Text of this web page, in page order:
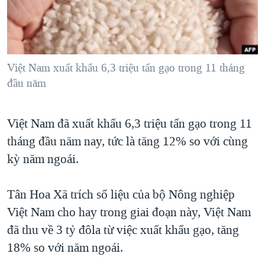
"Tìm"NGƯỜI VIỆT HẢI NGOẠI
ĐỜI SỐNG
KINH TẾ
VĂN HOÁ
THỂ THAO
GIÁO DỤC
HÀNH TRÌNH BẦU CỬ 2024
MỘT NĂM CHIẾN TRANH TẠI DẢI GAZA
GIẢI MÃ VÀNH ĐAI & CON ĐƯỜNG
NGÀY TỊ NẠN THẾ GIỚI
GROUND ZERO – XƯA VÀ NAY
THƯỢNG ĐỈNH TRUMP-KIM TẠI VIỆT NAM
TRỊNH VĨNH BÌNH VS. CHÍNH PHỦ VIỆT NAM
NGƯ DÂN VIỆT VÀ LÀN SÓNG TRỘM HẢI SÂM
VIDEO
NGHE
MẠNG XÃ HỘI
Ngôn ngữ khác
Việt Nam xuất khẩu 6,3 triệu tấn gạo trong 11 tháng
đầu năm
Việt Nam đã xuất khẩu 6,3 triệu tấn gạo trong 11
tháng đầu năm nay, tức là tăng 12% so với cùng
kỳ năm ngoái.
Tân Hoa Xã trích số liệu của bộ Nông nghiệp
Việt Nam cho hay trong giai đoạn này, Việt Nam
đã thu về 3 tỷ đôla từ việc xuất khẩu gạo, tăng
18% so với năm ngoái.